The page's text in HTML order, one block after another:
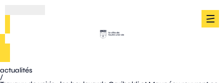
actualités
/